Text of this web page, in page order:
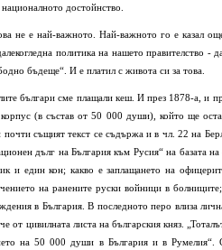
достойнство.
не е най-важното. Най-важното го е казал
политика на нашето правителство
бъдеще“. И е платил с живота си за това.
българи сме плащали кеш. И през 1878-а, и
(в състав от 50 000 души), който ще
почти същият текст се съдържа и в чл. 22 на
дълг на България към Русия“ на базата
и един кон; какво е заплащането на
на ранените руски войници в
в България. В последното перо влиза
от цивилната листа на българския княз.
на 50 000 души в България и в Румелия“.